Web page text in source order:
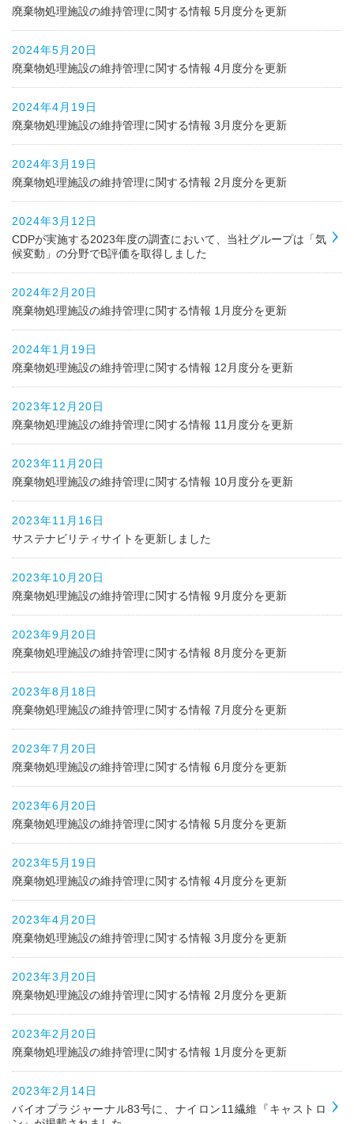
廃棄物処理施設の維持管理に関する情報 5月度分を更新
2024年5月20日
廃棄物処理施設の維持管理に関する情報 4月度分を更新
2024年4月19日
廃棄物処理施設の維持管理に関する情報 3月度分を更新
2024年3月19日
廃棄物処理施設の維持管理に関する情報 2月度分を更新
2024年3月12日
CDPが実施する2023年度の調査において、当社グループは「気
候変動」の分野でB評価を取得しました
2024年2月20日
廃棄物処理施設の維持管理に関する情報 1月度分を更新
2024年1月19日
廃棄物処理施設の維持管理に関する情報 12月度分を更新
2023年12月20日
廃棄物処理施設の維持管理に関する情報 11月度分を更新
2023年11月20日
廃棄物処理施設の維持管理に関する情報 10月度分を更新
2023年11月16日
サステナビリティサイトを更新しました
2023年10月20日
廃棄物処理施設の維持管理に関する情報 9月度分を更新
2023年9月20日
廃棄物処理施設の維持管理に関する情報 8月度分を更新
2023年8月18日
廃棄物処理施設の維持管理に関する情報 7月度分を更新
2023年7月20日
廃棄物処理施設の維持管理に関する情報 6月度分を更新
2023年6月20日
廃棄物処理施設の維持管理に関する情報 5月度分を更新
2023年5月19日
廃棄物処理施設の維持管理に関する情報 4月度分を更新
2023年4月20日
廃棄物処理施設の維持管理に関する情報 3月度分を更新
2023年3月20日
廃棄物処理施設の維持管理に関する情報 2月度分を更新
2023年2月20日
廃棄物処理施設の維持管理に関する情報 1月度分を更新
2023年2月14日
バイオプラジャーナル83号に、ナイロン11繊維『キャストロ